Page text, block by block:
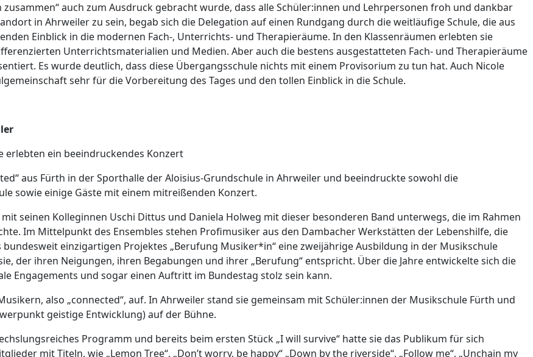
auch zum Ausdruck gebracht wurde, dass alle Schüler:innen und Lehrpersonen froh und dankbar
in Ahrweiler zu sein, begab sich die Delegation auf einen Rundgang durch die weitläufige Schule, die aus
Einblick in die modernen Fach-, Unterrichts- und Therapieräume. In den Klassenräumen erlebten sie
Unterrichtsmaterialien und Medien. Aber auch die bestens ausgestatteten Fach- und Therapieräume
Es wurde deutlich, dass diese Übergangsschule nichts mit einem Provisorium zu tun hat. Auch Nicole
sehr für die Vorbereitung des Tages und den tollen Einblick in die Schule.
erlebten ein beeindruckendes Konzert
aus Fürth in der Sporthalle der Aloisius-Grundschule in Ahrweiler und beeindruckte sowohl die
sowie einige Gäste mit einem mitreißenden Konzert.
seinen Kolleginnen Uschi Dittus und Daniela Holweg mit dieser besonderen Band unterwegs, die im Rahmen
Im Mittelpunkt des Ensembles stehen Profimusiker aus den Dambacher Werkstätten der Lebenshilfe, die
bundesweit einzigartigen Projektes „Berufung Musiker*in“ eine zweijährige Ausbildung in der Musikschule
der ihren Neigungen, ihren Begabungen und ihrer „Berufung“ entspricht. Über die Jahre entwickelte sich die
Engagements und sogar einen Auftritt im Bundestag stolz sein kann.
also „connected“, auf. In Ahrweiler stand sie gemeinsam mit Schüler:innen der Musikschule Fürth und
geistige Entwicklung) auf der Bühne.
Programm und bereits beim ersten Stück „I will survive“ hatte sie das Publikum für sich
mit Titeln, wie „Lemon Tree“, „Don’t worry, be happy“ „Down by the riverside“, „Follow me“, „Unchain my